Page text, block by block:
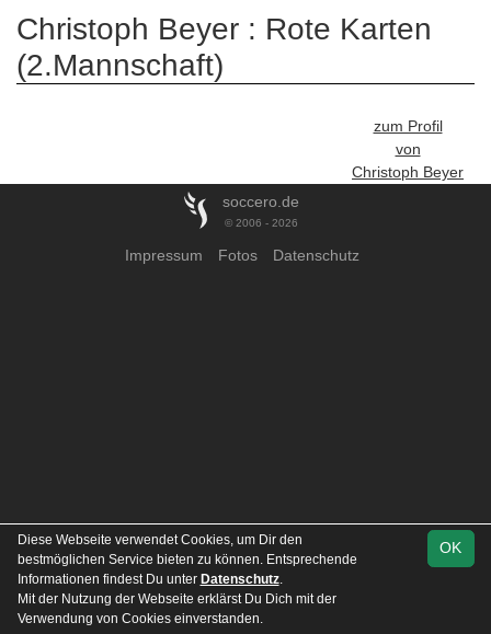
Christoph Beyer : Rote Karten
(2.Mannschaft)
zum Profil
von
Christoph Beyer
soccero.de
© 2006 - 2026
Impressum Fotos Datenschutz
OK
Diese Webseite verwendet Cookies, um Dir den
bestmöglichen Service bieten zu können. Entsprechende
Informationen findest Du unter Datenschutz.
Mit der Nutzung der Webseite erklärst Du Dich mit der
Verwendung von Cookies einverstanden.